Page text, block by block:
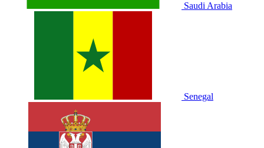
Saudi Arabia
Senegal